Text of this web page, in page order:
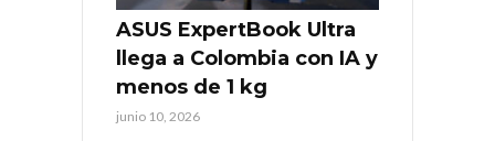
ASUS ExpertBook Ultra
llega a Colombia con IA y
menos de 1 kg
junio 10, 2026